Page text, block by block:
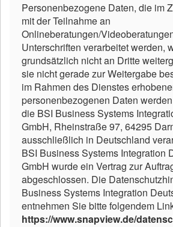
Personenbezogene Daten, die im
mit der Teilnahme an
Onlineberatungen/
Unterschriften verarbeitet werden,
grundsätzlich nicht an Dritte
sie nicht gerade zur Weitergabe
im Rahmen des Dienstes
personenbezogenen Daten
die BSI Business Systems
GmbH, Rheinstraße 97, 64295
ausschließlich in Deutschland
BSI Business Systems Integration
GmbH wurde ein Vertrag zur
abgeschlossen. Die
Business Systems Integration
entnehmen Sie bitte folgendem
https://www.snapview.de/